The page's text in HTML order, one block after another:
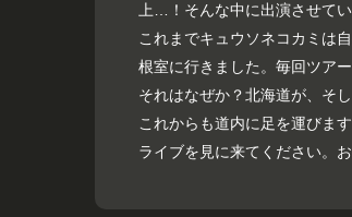
上…！そんな中に出演させて
これまでキュウソネコカミは
根室に行きました。毎回ツア
それはなぜか？北海道が、そ
これからも道内に足を運びま
ライブを見に来てください。